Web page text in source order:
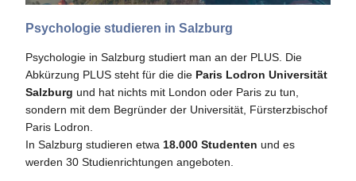
Psychologie studieren in Salzburg
Psychologie in Salzburg studiert man an der PLUS. Die
Abkürzung PLUS steht für die die Paris Lodron Universität
Salzburg und hat nichts mit London oder Paris zu tun,
sondern mit dem Begründer der Universität, Fürsterzbischof
Paris Lodron.
In Salzburg studieren etwa 18.000 Studenten und es
werden 30 Studienrichtungen angeboten.